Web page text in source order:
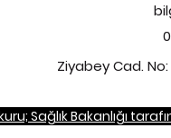
Bedeli
Listesinde
Ziyabey Cad.
Sağlık Bakanlığı